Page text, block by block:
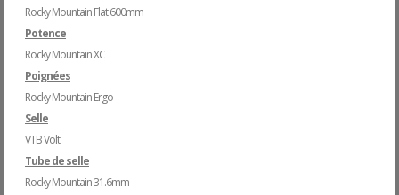
Rocky Mountain Flat 600mm
Potence
Rocky Mountain XC
Poignées
Rocky Mountain Ergo
Selle
VTB Volt
Tube de selle
Rocky Mountain 31.6mm